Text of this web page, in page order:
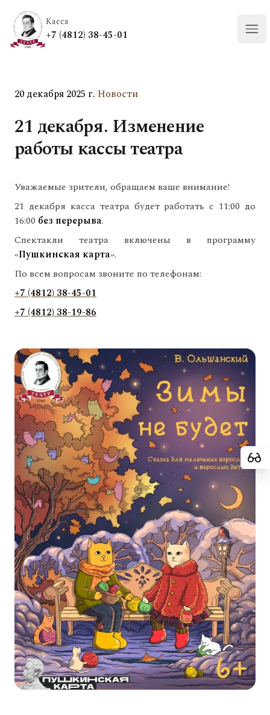
Касса
+7 (4812) 38-45-01
20 декабря 2025 г./Новости
21 декабря. Изменение
работы кассы театра
Уважаемые зрители, обращаем ваше внимание!
21 декабря касса театра будет работать с 11:00 до
16:00 без перерыва.
Спектакли театра включены в программу
«Пушкинская карта».
По всем вопросам звоните по телефонам:
+7 (4812) 38-45-01
+7 (4812) 38-19-86